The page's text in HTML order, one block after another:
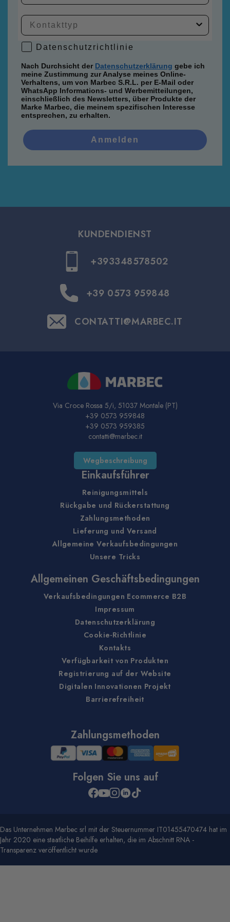
weiße Wäsche, Buntwäsche und tägliche
Haushaltswäsche.
Link zum Artikel„Die neue BelBucato® Linie:
perfekte Wäsche“
das speziell für die Reinigung von Arbeitskleidung
entwickelt wurde.
Kann das Produkt auch bei hartem
Wasser verwendet werden?
Ja, das Produkt kann auch bei hartem Wasser
verwendet werden. In diesem Fall kann es notwendig
sein, die Dosierung je nach Wasserhärte und
Verschmutzungsgrad der Wäsche anzupassen.
Datenschutzrichtlinie
Datenschutzrichtlinie
Nach Durchsicht der Datenschutzerklärung gebe ich
meine Zustimmung zur Analyse meines Online-
Verhaltens, um von Marbec S.R.L. per E-Mail oder
WhatsApp Informations- und Werbemitteilungen,
einschließlich des Newsletters, über Produkte der
Marke Marbec, die meinem spezifischen Interesse
entsprechen, zu erhalten.
Anmelden
KUNDENDIENST
+393348578502
+39 0573 959848
CONTATTI@MARBEC.IT
Via Croce Rossa 5/i, 51037 Montale (PT)
+39 0573 959848
+39 0573 959385
contatti@marbec.it
Wegbeschreibung
Einkaufsführer
Reinigungsmittels
Rückgabe und Rückerstattung
Zahlungsmethoden
Lieferung und Versand
Allgemeine Verkaufsbedingungen
Unsere Tricks
Allgemeinen Geschäftsbedingungen
Verkaufsbedingungen Ecommerce B2B
Impressum
Datenschutzerklärung
Cookie-Richtlinie
Kontakts
Verfügbarkeit von Produkten
Registrierung auf der Website
Digitalen Innovationen Projekt
Barrierefreiheit
Zahlungsmethoden
Folgen Sie uns auf
Das Unternehmen Marbec srl mit der Steuernummer IT01455470474 hat im
Jahr 2020 eine staatliche Beihilfe erhalten, die im Abschnitt RNA -
Transparenz veröffentlicht wurde